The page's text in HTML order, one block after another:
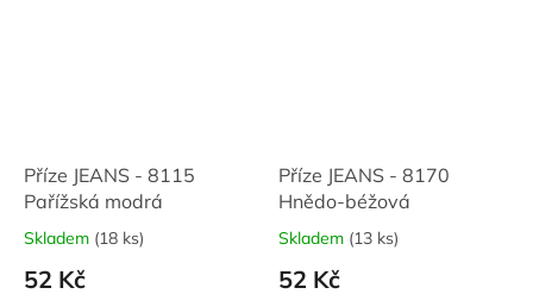
Příze JEANS - 8115
Pařížská modrá
Skladem (18 ks)
52 Kč
Příze JEANS - 8170
Hnědo-béžová
Skladem (13 ks)
52 Kč